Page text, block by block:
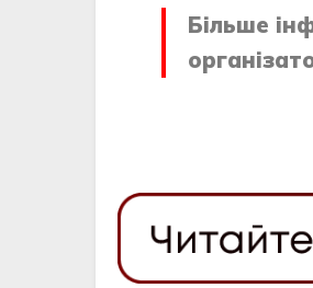
Більше